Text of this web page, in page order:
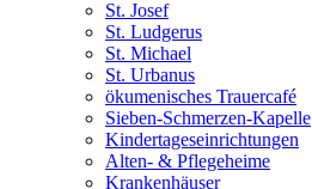
St. Josef
St. Ludgerus
St. Michael
St. Urbanus
ökumenisches Trauercafé
Sieben-Schmerzen-Kapelle
Kindertageseinrichtungen
Alten- & Pflegeheime
Krankenhäuser